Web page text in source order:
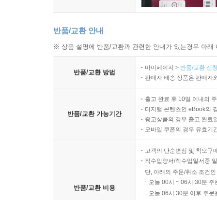
반품/교환 안내
※ 상품 설명에 반품/교환과 관련한 안내가 있는경우 아
반품/교환 방법
마이페이지 > 반품/교환 신
판매자 배송 상품은 판매자
반품/교환 가능기간
출고 완료 후 10일 이내의
디지털 콘텐츠인 eBook의
중고상품의 경우 출고 완료
모바일 쿠폰의 경우 유효기
반품/교환 비용
고객의 단순변심 및 착오구
직수입양서/직수입일서중
단, 아래의 주문/취소 조건
오늘 00시 ~ 06시 30분
오늘 06시 30분 이후 주